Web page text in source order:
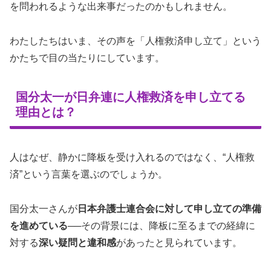
を問われるような出来事だったのかもしれません。
わたしたちはいま、その声を「人権救済申し立て」という
かたちで目の当たりにしています。
国分太一が日弁連に人権救済を申し立てる
理由とは？
人はなぜ、静かに降板を受け入れるのではなく、“人権救
済”という言葉を選ぶのでしょうか。
国分太一さんが 日本弁護士連合会に対して申し立ての準備
を進めている──その背景には、降板に至るまでの経緯に
対する深い疑問と違和感があったと見られています。